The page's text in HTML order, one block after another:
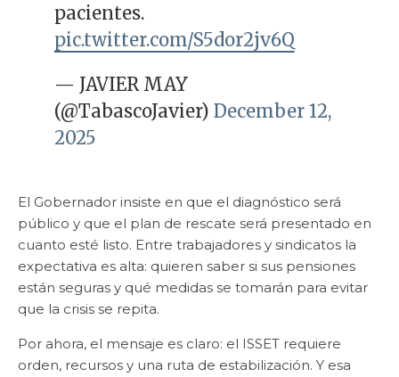
pacientes.
pic.twitter.com/S5dor2jv6Q
— JAVIER MAY
(@TabascoJavier) December 12,
2025
El Gobernador insiste en que el diagnóstico será
público y que el plan de rescate será presentado en
cuanto esté listo. Entre trabajadores y sindicatos la
expectativa es alta: quieren saber si sus pensiones
están seguras y qué medidas se tomarán para evitar
que la crisis se repita.
Por ahora, el mensaje es claro: el ISSET requiere
orden, recursos y una ruta de estabilización. Y esa